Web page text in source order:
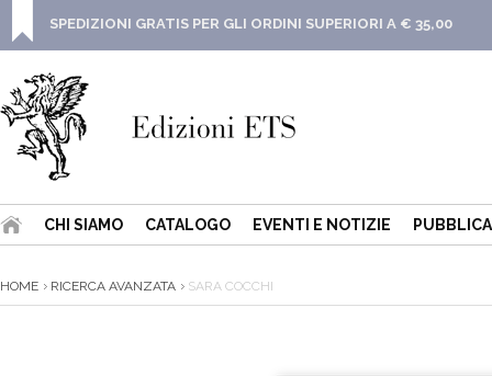
SPEDIZIONI GRATIS PER GLI ORDINI SUPERIORI A € 35,00
CHI SIAMO CATALOGO EVENTI E NOTIZIE
HOME RICERCA AVANZATA SARA COCCHI